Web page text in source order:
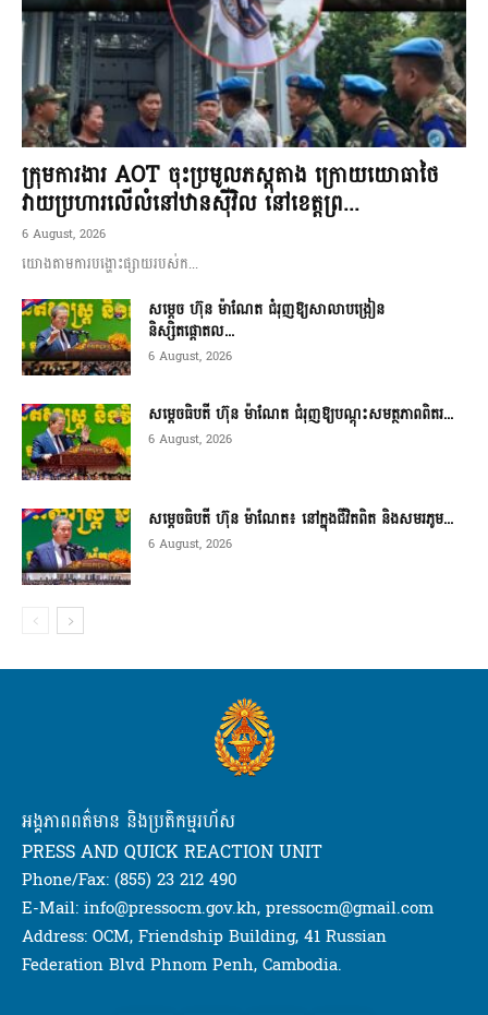
ក្រុមការងារ AOT ចុះប្រមូលភស្តុតាង ក្រោយយោធាថៃ
វាយប្រហារលើលំនៅឋានស៊ីវិល នៅខេត្តព្រ...
6 August, 2026
យោងតាមការបង្ហោះផ្សាយរបស់ក...
សម្តេច ហ៊ុន ម៉ាណែត ជំរុញឱ្យសាលាបង្រៀន
និស្សិតផ្តោតល...
6 August, 2026
សម្តេចធិបតី ហ៊ុន ម៉ាណែត ជំរុញឱ្យបណ្តុះសមត្ថភាពពិតរ...
6 August, 2026
សម្តេចធិបតី ហ៊ុន ម៉ាណែត៖ នៅក្នុងជីវិតពិត និងសមរភូម...
6 August, 2026
អង្គភាពពត៌មាន និងប្រតិកម្មរហ័ស
PRESS AND QUICK REACTION UNIT
Phone/Fax: (855) 23 212 490
E-Mail: info@pressocm.gov.kh, pressocm@gmail.com
Address: OCM, Friendship Building, 41 Russian
Federation Blvd Phnom Penh, Cambodia.